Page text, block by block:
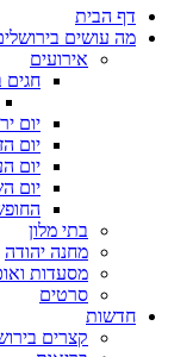
דף הבית
מה עושים
אירועים
חגים
יום
יום
יום
יום
בתי מלון
מחנה יהודה
מסעדות
סרטים
חדשות
קצרים